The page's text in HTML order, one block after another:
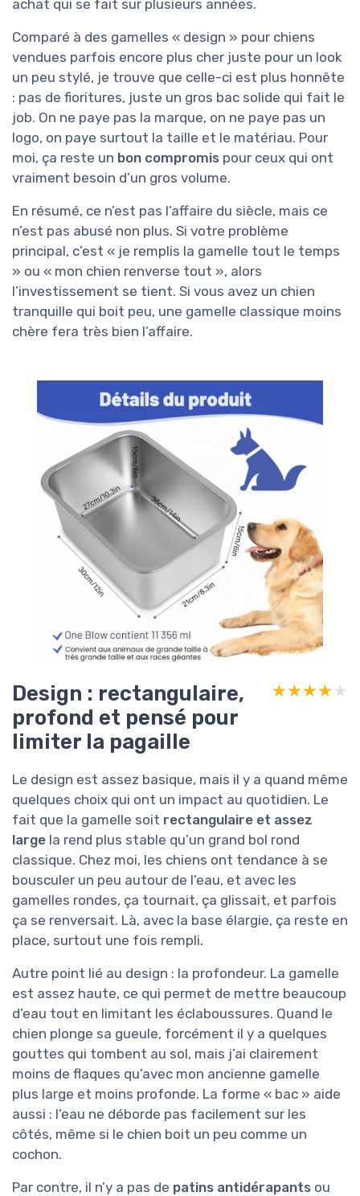
achat qui se fait sur plusieurs années.
Comparé à des gamelles « design » pour chiens
vendues parfois encore plus cher juste pour un look
un peu stylé, je trouve que celle-ci est plus honnête
: pas de fioritures, juste un gros bac solide qui fait le
job. On ne paye pas la marque, on ne paye pas un
logo, on paye surtout la taille et le matériau. Pour
moi, ça reste un bon compromis pour ceux qui ont
vraiment besoin d’un gros volume.
En résumé, ce n’est pas l’affaire du siècle, mais ce
n’est pas abusé non plus. Si votre problème
principal, c’est « je remplis la gamelle tout le temps
» ou « mon chien renverse tout », alors
l’investissement se tient. Si vous avez un chien
tranquille qui boit peu, une gamelle classique moins
chère fera très bien l’affaire.
Design : rectangulaire,
profond et pensé pour
limiter la pagaille
★★★★★
★★★★★
Le design est assez basique, mais il y a quand même
quelques choix qui ont un impact au quotidien. Le
fait que la gamelle soit rectangulaire et assez
large la rend plus stable qu’un grand bol rond
classique. Chez moi, les chiens ont tendance à se
bousculer un peu autour de l’eau, et avec les
gamelles rondes, ça tournait, ça glissait, et parfois
ça se renversait. Là, avec la base élargie, ça reste en
place, surtout une fois rempli.
Autre point lié au design : la profondeur. La gamelle
est assez haute, ce qui permet de mettre beaucoup
d’eau tout en limitant les éclaboussures. Quand le
chien plonge sa gueule, forcément il y a quelques
gouttes qui tombent au sol, mais j’ai clairement
moins de flaques qu’avec mon ancienne gamelle
plus large et moins profonde. La forme « bac » aide
aussi : l’eau ne déborde pas facilement sur les
côtés, même si le chien boit un peu comme un
cochon.
Par contre, il n’y a pas de patins antidérapants ou